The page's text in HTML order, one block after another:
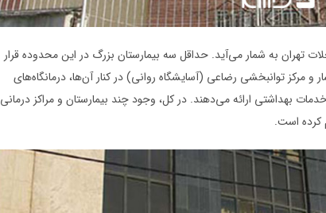
تهران به شمار می‌آید. حداقل سه بیمارستان بزرگ در این محدوده قرار
و مرکز توانبخشی رضاعی (آسایشگاه روانی) در کنار آن‌ها، درمانگاه‌های
بهداشتی ارائه می‌دهند. در کل، وجود چند بیمارستان و مراکز درمانی
کرده است.